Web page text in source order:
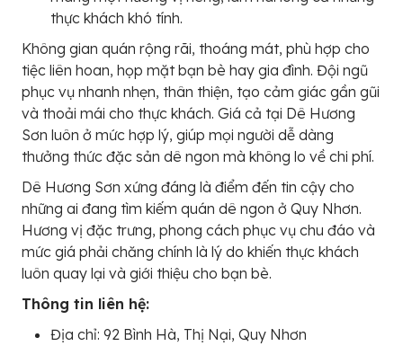
thực khách khó tính.
Không gian quán rộng rãi, thoáng mát, phù hợp cho
tiệc liên hoan, họp mặt bạn bè hay gia đình. Đội ngũ
phục vụ nhanh nhẹn, thân thiện, tạo cảm giác gần gũi
và thoải mái cho thực khách. Giá cả tại Dê Hương
Sơn luôn ở mức hợp lý, giúp mọi người dễ dàng
thưởng thức đặc sản dê ngon mà không lo về chi phí.
Dê Hương Sơn xứng đáng là điểm đến tin cậy cho
những ai đang tìm kiếm quán dê ngon ở Quy Nhơn.
Hương vị đặc trưng, phong cách phục vụ chu đáo và
mức giá phải chăng chính là lý do khiến thực khách
luôn quay lại và giới thiệu cho bạn bè.
Thông tin liên hệ:
Địa chỉ: 92 Bình Hà, Thị Nại, Quy Nhơn